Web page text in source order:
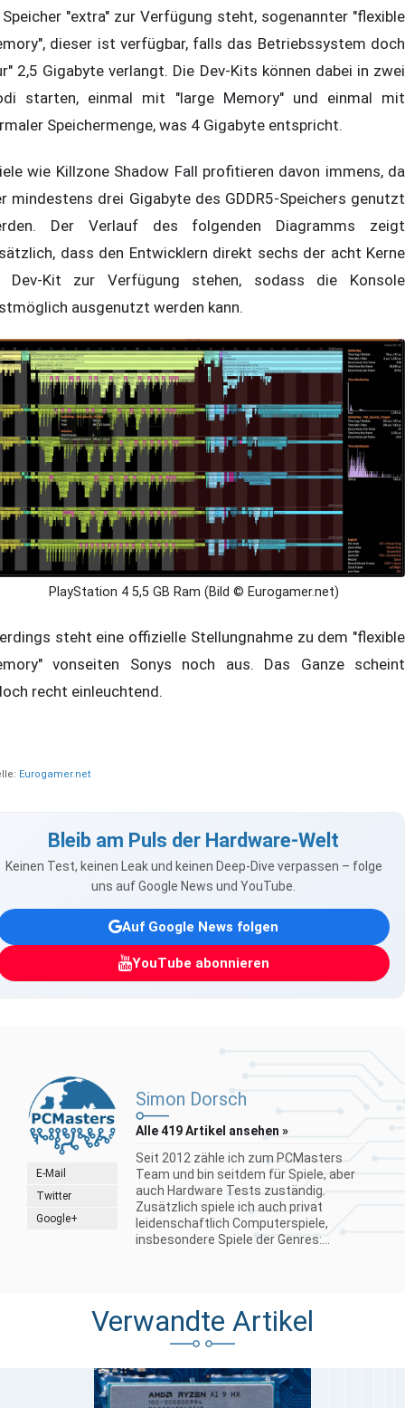
Speicher "extra" zur Verfügung steht, sogenannter "flexible
dieser ist verfügbar, falls das Betriebssystem doch
2,5 Gigabyte verlangt. Die Dev-Kits können dabei in zwei
starten, einmal mit "large Memory" und einmal mit
Speichermenge, was 4 Gigabyte entspricht.
wie Killzone Shadow Fall profitieren davon immens, da
mindestens drei Gigabyte des GDDR5-Speichers genutzt
Der Verlauf des folgenden Diagramms zeigt
dass den Entwicklern direkt sechs der acht Kerne
Dev-Kit zur Verfügung stehen, sodass die Konsole
ausgenutzt werden kann.
PlayStation 4 5,5 GB Ram (Bild © Eurogamer.net)
steht eine offizielle Stellungnahme zu dem "flexible
vonseiten Sonys noch aus. Das Ganze scheint
recht einleuchtend.
Eurogamer.net
Bleib am Puls der Hardware-Welt
Keinen Test, keinen Leak und keinen Deep-Dive verpassen – folge
uns auf Google News und YouTube.
Auf Google News folgen
YouTube abonnieren
E-Mail
Twitter
Google+
Simon Dorsch
Alle 419 Artikel ansehen »
Seit 2012 zähle ich zum PCMasters
Team und bin seitdem für Spiele, aber
auch Hardware Tests zuständig.
Zusätzlich spiele ich auch privat
leidenschaftlich Computerspiele,
insbesondere Spiele der Genres:...
Verwandte Artikel